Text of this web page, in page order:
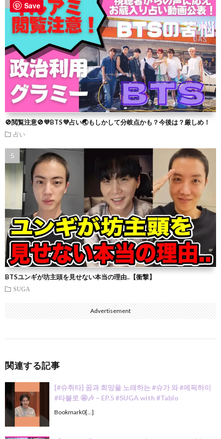
🚫閲覧注意🚫💜BTS💜占い🌏もしかして分岐点かも？今後は？厳しめ！
占い
BTSユンギが坊主頭を見せない本当の理由..【衝撃】
SUGA
Advertisement
関連する記事
[#슈취타] 꿈과 희망을 노래하는 #슈가 와 #에픽하이
#타블로 🤩🎶 – EP.5 #SUGA with #Tablo
Bookmark0[…]
Save